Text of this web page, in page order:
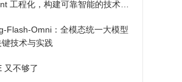
工程化，构建可靠智能的技术路
Flash-Omni：全模态统一大模型
键技术与实践
又不够了